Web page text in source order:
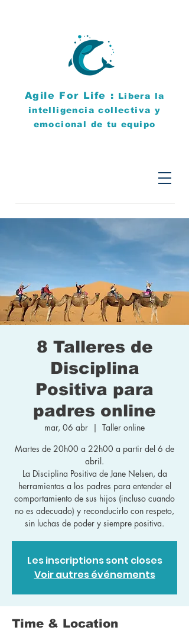
Agile For Life : Libera la
intelligencia collectiva y
emocional de tu equipo
8 Talleres de
Disciplina
Positiva para
padres online
mar, 06 abr
  |
Taller online
Martes de 20h00 a 22h00 a partir del 6 de
abril.
La Disciplina Positiva de Jane Nelsen, da
herramientas a los padres para entender el
comportamiento de sus hijos (incluso cuando
no es adecuado) y reconducirlo con respeto,
Les inscriptions sont closes
Voir autres événements
Time & Location